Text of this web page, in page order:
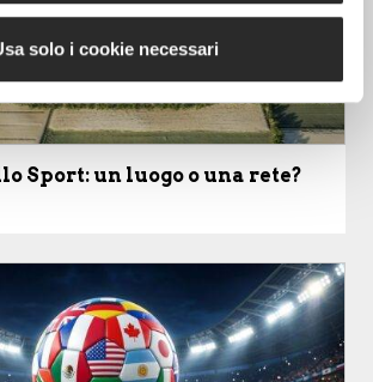
solo i cookie necessari
Sport: un luogo o una rete?